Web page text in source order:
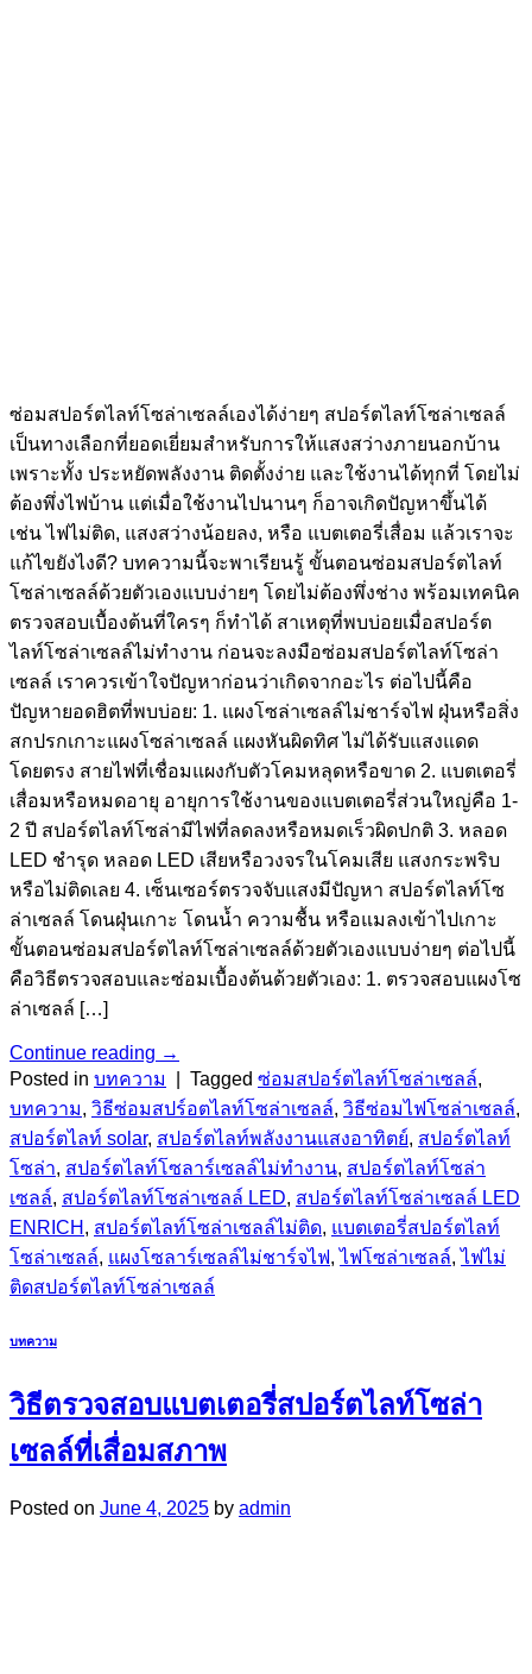
ซ่อมสปอร์ตไลท์โซล่าเซลล์เองได้ง่ายๆ สปอร์ตไลท์โซล่าเซลล์
เป็นทางเลือกที่ยอดเยี่ยมสำหรับการให้แสงสว่างภายนอกบ้าน
เพราะทั้ง ประหยัดพลังงาน ติดตั้งง่าย และใช้งานได้ทุกที่ โดยไม่
ต้องพึ่งไฟบ้าน แต่เมื่อใช้งานไปนานๆ ก็อาจเกิดปัญหาขึ้นได้
เช่น ไฟไม่ติด, แสงสว่างน้อยลง, หรือ แบตเตอรี่เสื่อม แล้วเราจะ
แก้ไขยังไงดี? บทความนี้จะพาเรียนรู้ ขั้นตอนซ่อมสปอร์ตไลท์
โซล่าเซลล์ด้วยตัวเองแบบง่ายๆ โดยไม่ต้องพึ่งช่าง พร้อมเทคนิค
ตรวจสอบเบื้องต้นที่ใครๆ ก็ทำได้ สาเหตุที่พบบ่อยเมื่อสปอร์ต
ไลท์โซล่าเซลล์ไม่ทำงาน ก่อนจะลงมือซ่อมสปอร์ตไลท์โซล่า
เซลล์ เราควรเข้าใจปัญหาก่อนว่าเกิดจากอะไร ต่อไปนี้คือ
ปัญหายอดฮิตที่พบบ่อย: 1. แผงโซล่าเซลล์ไม่ชาร์จไฟ ฝุ่นหรือสิ่ง
สกปรกเกาะแผงโซล่าเซลล์ แผงหันผิดทิศ ไม่ได้รับแสงแดด
โดยตรง สายไฟที่เชื่อมแผงกับตัวโคมหลุดหรือขาด 2. แบตเตอรี่
เสื่อมหรือหมดอายุ อายุการใช้งานของแบตเตอรี่ส่วนใหญ่คือ 1-
2 ปี สปอร์ตไลท์โซล่ามีไฟที่ลดลงหรือหมดเร็วผิดปกติ 3. หลอด
LED ชำรุด หลอด LED เสียหรือวงจรในโคมเสีย แสงกระพริบ
หรือไม่ติดเลย 4. เซ็นเซอร์ตรวจจับแสงมีปัญหา สปอร์ตไลท์โซ
ล่าเซลล์ โดนฝุ่นเกาะ โดนน้ำ ความชื้น หรือแมลงเข้าไปเกาะ
ขั้นตอนซ่อมสปอร์ตไลท์โซล่าเซลล์ด้วยตัวเองแบบง่ายๆ ต่อไปนี้
คือวิธีตรวจสอบและซ่อมเบื้องต้นด้วยตัวเอง: 1. ตรวจสอบแผงโซ
ล่าเซลล์ […]
Continue reading →
Posted in บทความ Tagged ซ่อมสปอร์ตไลท์โซล่าเซลล์,
บทความ, วิธีซ่อมสปร์อตไลท์โซล่าเซลล์, วิธีซ่อมไฟโซล่าเซลล์,
สปอร์ตไลท์ solar, สปอร์ตไลท์พลังงานแสงอาทิตย์, สปอร์ตไลท์
โซล่า, สปอร์ตไลท์โซลาร์เซลล์ไม่ทำงาน, สปอร์ตไลท์โซล่า
เซลล์, สปอร์ตไลท์โซล่าเซลล์ LED, สปอร์ตไลท์โซล่าเซลล์ LED
ENRICH , สปอร์ตไลท์โซล่าเซลล์ไม่ติด, แบตเตอรี่สปอร์ตไลท์
โซล่าเซลล์, แผงโซลาร์เซลล์ไม่ชาร์จไฟ,ไฟโซล่าเซลล์,ไฟไม่
ติดสปอร์ตไลท์โซล่าเซลล์
บทความ
วิธีตรวจสอบแบตเตอรี่สปอร์ตไลท์โซล่า
เซลล์ที่เสื่อมสภาพ
Posted on June 4, 2025 by admin